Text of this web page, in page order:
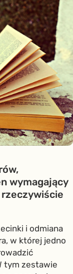
wymagający
i odmiana
w której jedno
tym zestawie